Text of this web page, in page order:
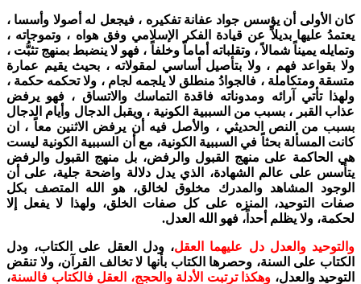
كان الأولى أن يؤسس جواد عفانة تفكيره ، فيجعل له أصولا وأسسا ،
يعتمدُ عليها بديلاً عن قيادة الفكر الإسلامي وفق هواه ، وتموجاته ،
وتمايله يميناً شمالاً ، وتقلباته أماماً وخلفاً ، فهو لا ينضبط بمنهج تثبُّت ،
ولا بقواعد فهم ، ولا بتأصيل أساسي لمقولاته ، بحيث يقيم عمارة
متسقة ومتكاملة ، فالجوادُ منطلق لا يلجمه لجام ، ولا تحكمه حكمة ،
ولهذا تأتي آرائه ومدوناته فاقدة التماسك والاتساق ، فهو يرفض
عذاب القبر ، بسبب من السببية الكونية ، ويقبل الدجال وأيام الدجال
بسبب من النص الحديثي ، والأصل فيه أن يرفض الاثنين معاً ، ان
كانت المسألة بحثاً في السببية الكونية، مع أن السببية الكونية ليست
هي الحاكمة على منهج القبول والرفض، بل منهج القبول والرفض
يتأسس على عالم الشهادة، الذي يدل دلالة واضحة جلية، على أن
الوجود المشاهد والمدرك مخلوق لخالق، هو الله المتصف بكل
صفات التوحيد، المنزه على كل صفات الخلق، ولهذا لا يفعل إلا
لحكمة، ولا يظلم أحداً، فهو الله العدل.
والتوحيد والعدل دل عليهما العقل، ودل العقل على الكتاب، ودل
الكتاب على السنة، وحصرها الكتاب بأنها لا تخالف القرآن، ولا تنقض
التوحيد والعدل، وهكذا ترتبت الأدلة والحجج، العقل فالكتاب فالسنة،